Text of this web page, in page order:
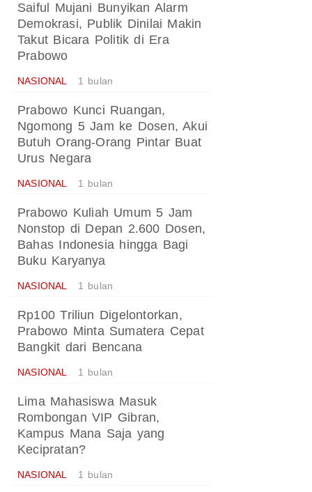
Saiful Mujani Bunyikan Alarm
Demokrasi, Publik Dinilai Makin
Takut Bicara Politik di Era
Prabowo
NASIONAL 1 bulan
Prabowo Kunci Ruangan,
Ngomong 5 Jam ke Dosen, Akui
Butuh Orang-Orang Pintar Buat
Urus Negara
NASIONAL 1 bulan
Prabowo Kuliah Umum 5 Jam
Nonstop di Depan 2.600 Dosen,
Bahas Indonesia hingga Bagi
Buku Karyanya
NASIONAL 1 bulan
Rp100 Triliun Digelontorkan,
Prabowo Minta Sumatera Cepat
Bangkit dari Bencana
NASIONAL 1 bulan
Lima Mahasiswa Masuk
Rombongan VIP Gibran,
Kampus Mana Saja yang
Kecipratan?
NASIONAL 1 bulan